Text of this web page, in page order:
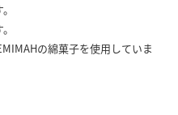
の綿菓子を使用していま